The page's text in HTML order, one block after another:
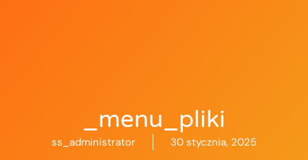
_menu_pliki
ss_administrator 30 stycznia, 2025